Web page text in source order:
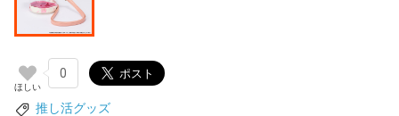
0
推し活グッズ